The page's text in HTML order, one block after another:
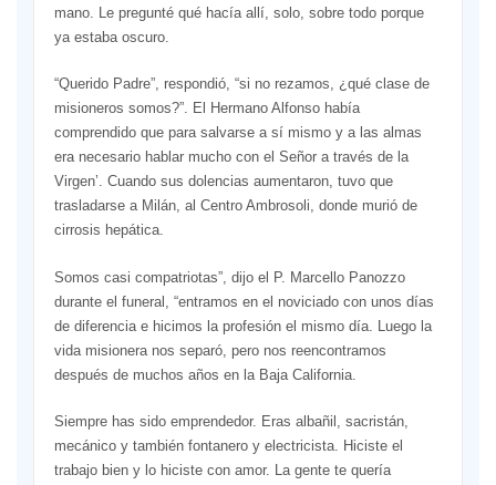
mano. Le pregunté qué hacía allí, solo, sobre todo porque
ya estaba oscuro.
“Querido Padre”, respondió, “si no rezamos, ¿qué clase de
misioneros somos?”. El Hermano Alfonso había
comprendido que para salvarse a sí mismo y a las almas
era necesario hablar mucho con el Señor a través de la
Virgen’. Cuando sus dolencias aumentaron, tuvo que
trasladarse a Milán, al Centro Ambrosoli, donde murió de
cirrosis hepática.
Somos casi compatriotas”, dijo el P. Marcello Panozzo
durante el funeral, “entramos en el noviciado con unos días
de diferencia e hicimos la profesión el mismo día. Luego la
vida misionera nos separó, pero nos reencontramos
después de muchos años en la Baja California.
Siempre has sido emprendedor. Eras albañil, sacristán,
mecánico y también fontanero y electricista. Hiciste el
trabajo bien y lo hiciste con amor. La gente te quería